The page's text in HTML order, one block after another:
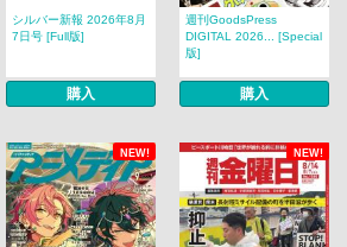
シルバー新報 2026年8月
7日号 [Full版]
購入
週刊GoodsPress
DIGITAL 2026... [Special
版]
購入
NEW! NEW!